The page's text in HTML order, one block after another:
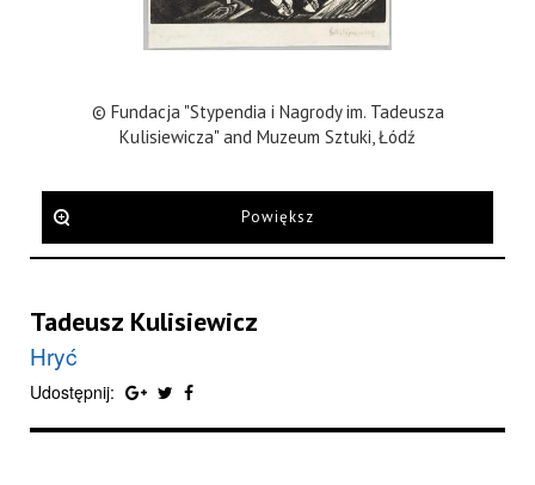
© Fundacja "Stypendia i Nagrody im. Tadeusza
Kulisiewicza" and Muzeum Sztuki, Łódź
Powiększ
Tadeusz Kulisiewicz
Hryć
Udostępnij: